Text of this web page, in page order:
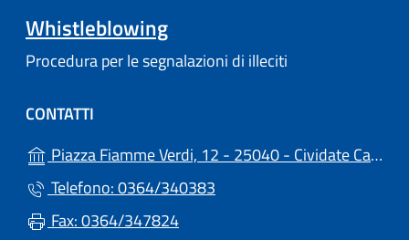
Whistleblowing
Procedura per le segnalazioni di illeciti
CONTATTI
Piazza Fiamme Verdi, 12 - 25040 - Cividate Camuno (BS)
Telefono: 0364/340383
Fax: 0364/347824